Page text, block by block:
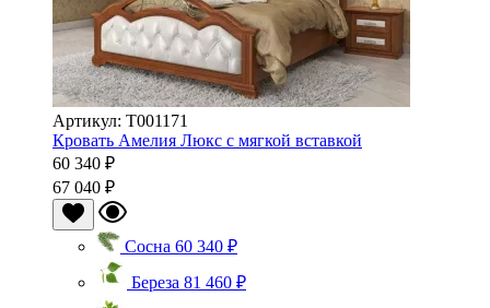
Артикул: Т001171
Кровать Амелия Люкс с мягкой вставкой
60 340 ₽
67 040 ₽
Сосна 60 340 ₽
Береза 81 460 ₽